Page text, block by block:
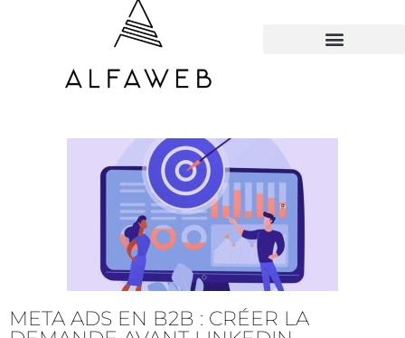
META ADS EN B2B : CRÉER LA